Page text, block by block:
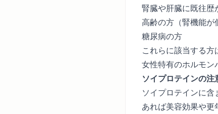
腎臓や肝臓に既往歴
高齢の方（腎機能が
糖尿病の方
これらに該当する方
女性特有のホルモン
ソイプロテインの注
ソイプロテインに
あれば美容効果や更